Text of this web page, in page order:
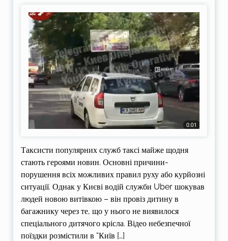
Таксисти популярних служб таксі майже щодня
стають героями новин. Основні причини-
порушення всіх можливих правил руху або курйозні
ситуації. Однак у Києві водій служби Uber шокував
людей новою витівкою – він провіз дитину в
багажнику через те, що у нього не виявилося
спеціального дитячого крісла. Відео небезпечної
поїздки розмістили в “Київ […]